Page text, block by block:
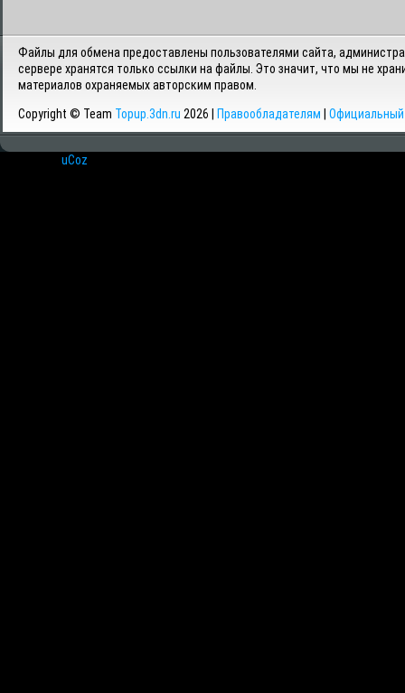
Файлы для обмена предоставлены пользователями сайта,
сервере хранятся только ссылки на файлы. Это значит, что мы не
материалов охраняемых авторским правом.
Copyright © Team Topup.3dn.ru 2026 | Правообладателям Официальный
uCoz